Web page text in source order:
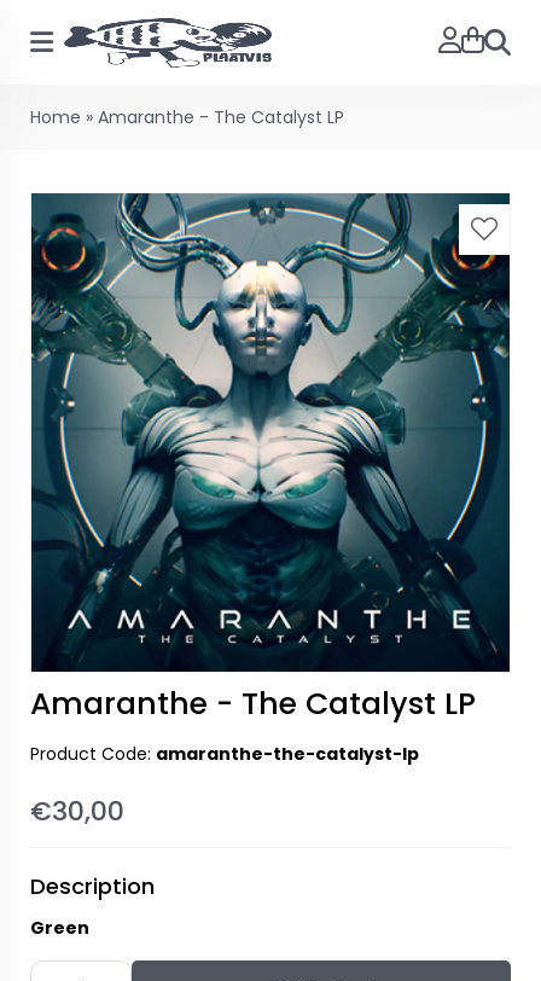
Search
Home » Amaranthe - The Catalyst LP
Amaranthe - The Catalyst LP
Product Code: amaranthe-the-catalyst-lp
€30,00
Description
Green